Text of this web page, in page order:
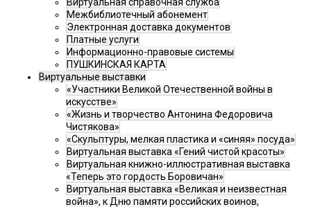
Виртуальная справочная служба
Межбиблиотечный абонемент
Электронная доставка документов
Платные услуги
Информационно-правовые системы
ПУШКИНСКАЯ КАРТА
Виртуальные выставки
«Участники Великой Отечественной войны в
искусстве»
«Жизнь и творчество Антонина Федоровича
Чистякова»
«Скульптуры, мелкая пластика и «синяя» посуда»
Виртуальная выставка «Гений чистой красоты»
Виртуальная книжно-иллюстративная выставка
«Теперь это гордость Боровичан»
Виртуальная выставка «Великая и неизвестная
война», к Дню памяти российских воинов,